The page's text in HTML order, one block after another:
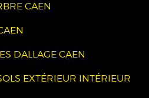
CAEN
DALLAGE CAEN
EXTÉRIEUR INTÉRIEUR